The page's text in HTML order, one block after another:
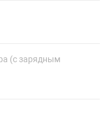
(с зарядным